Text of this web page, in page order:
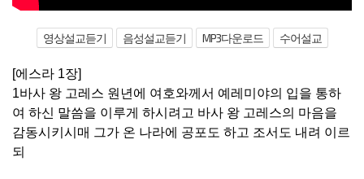
영상설교듣기 음성설교듣기 MP3다운로드 수어설교
[에스라 1장]
1바사 왕 고레스 원년에 여호와께서 예레미야의 입을 통하
여 하신 말씀을 이루게 하시려고 바사 왕 고레스의 마음을
감동시키시매 그가 온 나라에 공포도 하고 조서도 내려 이르
되